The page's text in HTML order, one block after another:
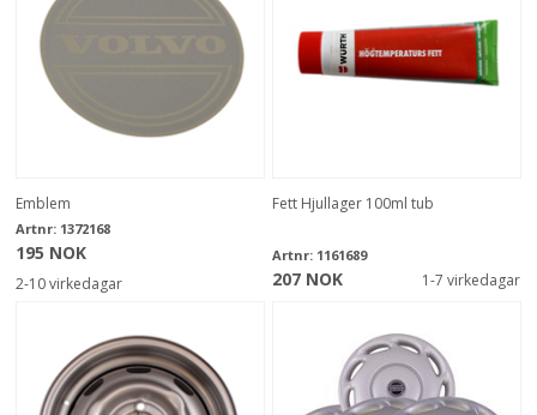
Emblem
Artnr: 1372168
195 NOK
2-10 virkedagar
Fett Hjullager 100ml tub
Artnr: 1161689
207 NOK 1-7 virkedagar